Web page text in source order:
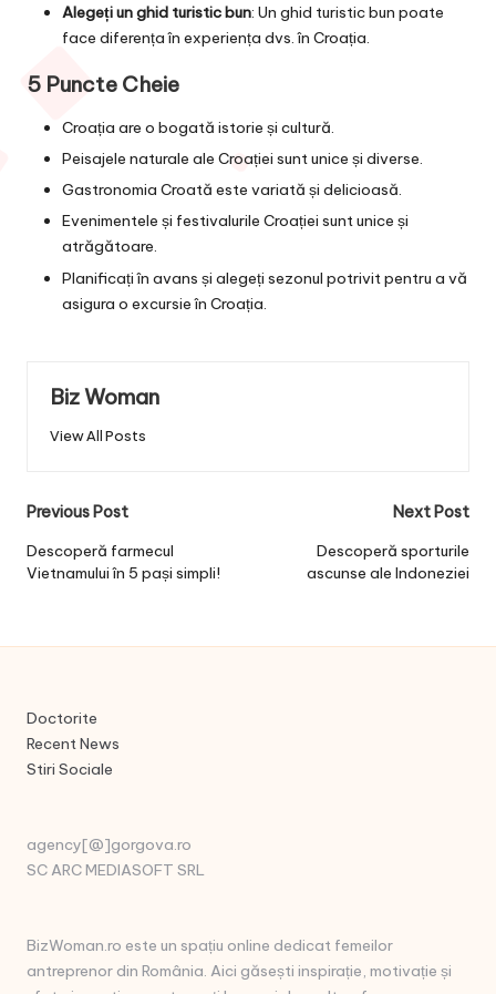
Alegeți un ghid turistic bun: Un ghid turistic bun poate
face diferența în experiența dvs. în Croația.
5 Puncte Cheie
Croația are o bogată istorie și cultură.
Peisajele naturale ale Croației sunt unice și diverse.
Gastronomia Croată este variată și delicioasă.
Evenimentele și festivalurile Croației sunt unice și
atrăgătoare.
Planificați în avans și alegeți sezonul potrivit pentru a vă
asigura o excursie în Croația.
Biz Woman
View All Posts
Post
navigation
Previous Post
Descoperă farmecul
Vietnamului în 5 pași simpli!
Next Post
Descoperă sporturile
ascunse ale Indoneziei
Doctorite
Recent News
Stiri Sociale
agency[@]gorgova.ro
SC ARC MEDIASOFT SRL
BizWoman.ro este un spațiu online dedicat femeilor
antreprenor din România. Aici găsești inspirație, motivație și